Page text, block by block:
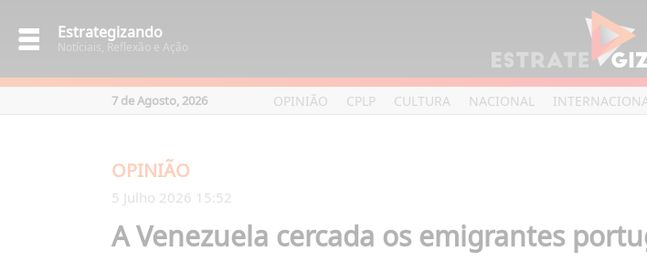
Estrategizando
Notíciais, Reflexão e Ação
7 de Agosto, 2026 OPINIÃO CPLP CULTURA NACIONAL
OPINIÃO
5 Julho 2026 15:52
A Venezuela cercada os emigrantes